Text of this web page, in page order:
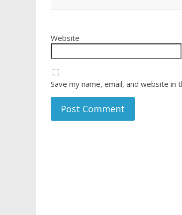
Website
Save my name, email, and website